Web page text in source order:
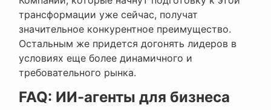
трансформации уже сейчас, получат
значительное конкурентное преимущество.
Остальным же придется догонять лидеров в
условиях еще более динамичного и
требовательного рынка.
FAQ: ИИ-агенты для бизнеса